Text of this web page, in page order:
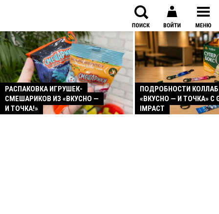
РАСПАКОВКА ИГРУШЕК-
СМЕШАРИКОВ ИЗ «ВКУСНО —
И ТОЧКА!»
ПОДРОБНОСТИ
«ВКУСНО — И ТОЧКА» С
IMPACT